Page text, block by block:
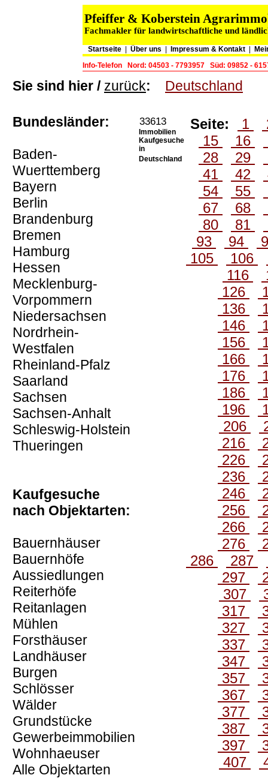
Pfeiffer & Koberstein
Fachmakler für landwirtschaftliche und
Startseite Über uns Impressum & Kontakt
Info-Telefon
Nord: 04503 - 7793957 Süd: 09852 -
Sie sind hier / zurück: Deutschland
Bundesländer:
Baden-
Wuerttemberg
Bayern
Berlin
Brandenburg
Bremen
Hamburg
Hessen
Mecklenburg-
Vorpommern
Niedersachsen
Nordrhein-
Westfalen
Rheinland-Pfalz
Saarland
Sachsen
Sachsen-Anhalt
Schleswig-Holstein
Thueringen
Kaufgesuche
nach Objektarten:
Bauernhäuser
Bauernhöfe
Aussiedlungen
Reiterhöfe
Reitanlagen
Mühlen
Forsthäuser
Landhäuser
Burgen
Schlösser
Wälder
Grundstücke
Gewerbeimmobilien
Wohnhaeuser
Alle Objektarten
33613
Immobilien
Kaufgesuche
in
Deutschland
Seite: 1
15
16
28
29
41
42
54
55
67
68
80
81
93
94
105
106
116
126
136
146
156
166
176
186
196
206
216
226
236
246
256
266
276
286
287
297
307
317
327
337
347
357
367
377
387
397
407